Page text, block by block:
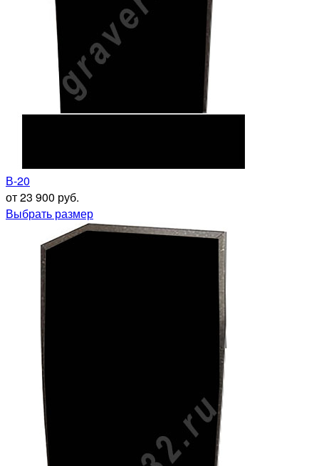
В-20
от 23 900 руб.
Выбрать размер